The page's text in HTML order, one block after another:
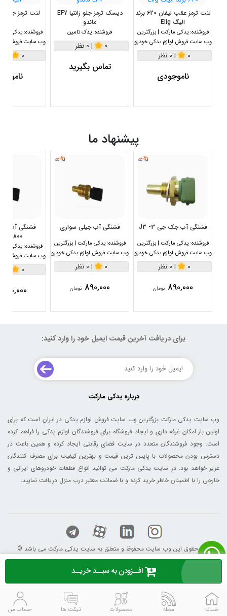
افــزودن به سبــد خریــد
لنت ترمز عقب لیفان 620 برند
الیگ Elig
فروشنده: یدکی مارکت | بزرگترین
وب سایت فروش لوازم یدکی خودرو
0
| 0 نظر
ناموجودی
دیسک ترمز جلو زانتیا EF7
ماندو
فروشنده: یدک تامین
0
| 0 نظر
تماس بگیرید
لنت ترمز جلو
فروشنده: یدکی
وب سایت فروش
0
پیشنهاد ما
فشنگی آب جک جی 3- J3
فروشنده: یدکی مارکت | بزرگترین
وب سایت فروش لوازم یدکی خودرو
0
| 0 نظر
890,000 تومان
فشنگی آب جیلی سواری
فروشنده: یدکی مارکت | بزرگترین
وب سایت فروش لوازم یدکی خودرو
0
| 0 نظر
890,000 تومان
1800سی سی
فروشنده: یدکی
وب سایت فروش
0
890,000
برای دریافت آخرین قیمت ایمیل خود را وارد کنید:
درباره یدکی مارکت
وب سایت یدکی مارکت بزرگترین وب سایت فروش لوازم یدکی در ایران است که برای
اولین بار امکان غرفه داری و ایجاد فروشگاه برای فروشندگان لوازم یدکی را فراهم کرده
است. وجود فروشندگان متعدد در سایت فضای رقابتی ایجاد کرده و همین باعث در
دسترس بودن محصولات با پایین ترین قیمت و بهترین کیفیت برای مصرف کنندگان
عزیر خواهد بود. در سایت یدکی مارکت می توانید انواع قطعات خودروهای ایرانی و
خارجی را با اطمینان خاطر خرید کرده و با ضمانت معتبر درب منزل دریافت نمایید.
© کلیه حقوق این وب سایت محفوظ و متعلق به سایت یدکی مارکت می باشد
خــانه مجله محصولات تیکت ها حساب من